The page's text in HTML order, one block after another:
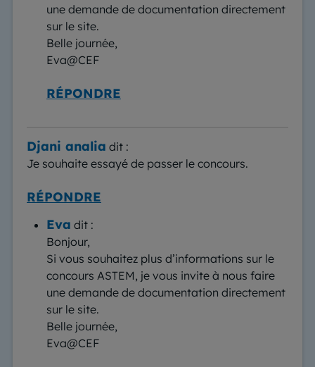
une demande de documentation directement
sur le site.
Belle journée,
Eva@CEF
RÉPONDRE
Djani analia dit :
Je souhaite essayé de passer le concours.
RÉPONDRE
Eva dit :
Bonjour,
Si vous souhaitez plus d’informations sur le
concours ASTEM, je vous invite à nous faire
une demande de documentation directement
sur le site.
Belle journée,
Eva@CEF